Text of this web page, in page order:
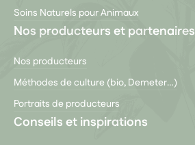
Soins Naturels pour Animaux
Nos producteurs et partenaires
Nos producteurs
Méthodes de culture (bio, Demeter…)
Portraits de producteurs
Conseils et inspirations